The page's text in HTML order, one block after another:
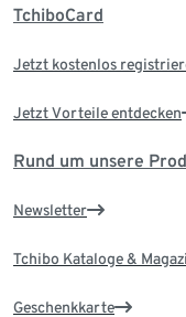
TchiboCard
Jetzt kostenlos
Jetzt Vorteile entdecken
Rund um unsere
Newsletter
Tchibo Kataloge &
Geschenkkarte